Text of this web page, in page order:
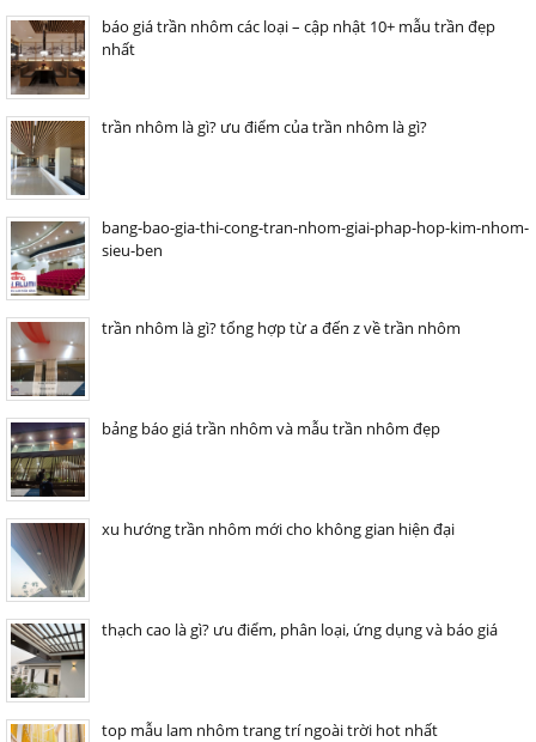
báo giá trần nhôm các loại – cập nhật 10+ mẫu trần đẹp
nhất
trần nhôm là gì? ưu điểm của trần nhôm là gì?
bang-bao-gia-thi-cong-tran-nhom-giai-phap-hop-kim-nhom-
sieu-ben
trần nhôm là gì? tổng hợp từ a đến z về trần nhôm
bảng báo giá trần nhôm và mẫu trần nhôm đẹp
xu hướng trần nhôm mới cho không gian hiện đại
thạch cao là gì? ưu điểm, phân loại, ứng dụng và báo giá
top mẫu lam nhôm trang trí ngoài trời hot nhất